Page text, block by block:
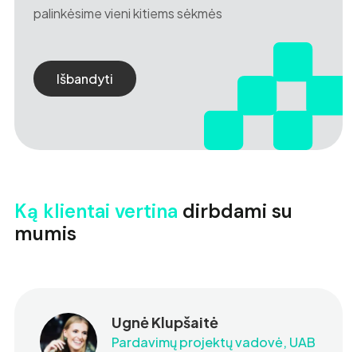
palinkėsime vieni kitiems sėkmės
Išbandyti
Ką klientai vertina dirbdami su
mumis
Ugnė Klupšaitė
Pardavimų projektų vadovė, UAB